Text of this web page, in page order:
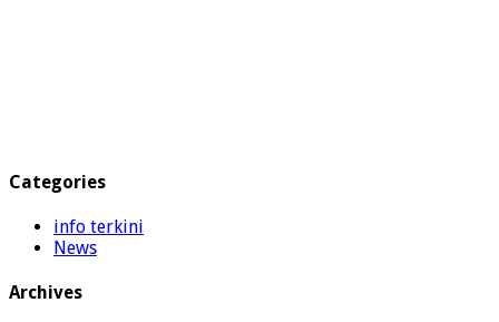
Categories
info terkini
News
Archives